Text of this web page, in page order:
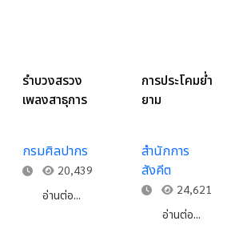
รำบวงสรวง
เพลงสาธุการ
กรมศิลปากร
20,439
อ่านต่อ...
การประโคมย่ำ
ยาม
สำนักการ
สังคีต
24,621
อ่านต่อ...